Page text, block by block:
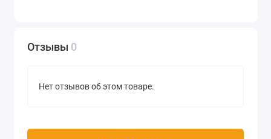
Отзывы 0
Нет отзывов об этом товаре.